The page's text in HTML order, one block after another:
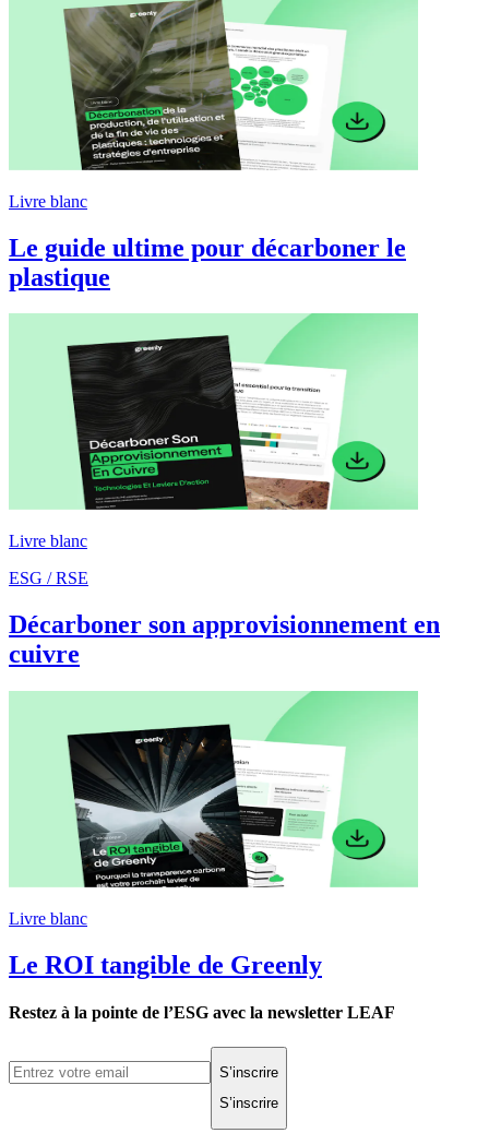
Livre blanc
Le guide ultime pour décarboner le
plastique
Livre blanc
ESG / RSE
Décarboner son approvisionnement en
cuivre
Livre blanc
Le ROI tangible de Greenly
Restez à la pointe de l’ESG avec la newsletter LEAF
S’inscrire
S’inscrire